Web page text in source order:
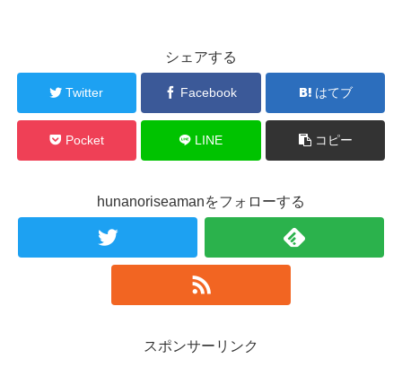
シェアする
Twitter Facebook はてブ
Pocket LINE コピー
hunanoriseamanをフォローする
スポンサーリンク